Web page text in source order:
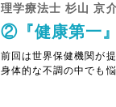
理学療法士 杉山 京
②『健康第一
前回は世界保健機関が
身体的な不調の中でも